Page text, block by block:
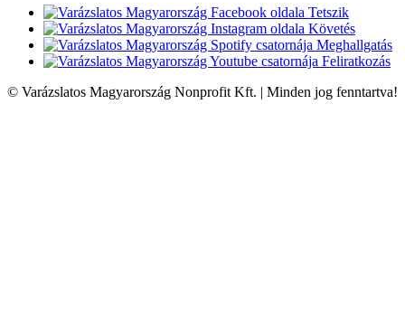
Tetszik
Követés
Meghallgatás
Feliratkozás
© Varázslatos Magyarország Nonprofit Kft. | Minden jog fenntartva!